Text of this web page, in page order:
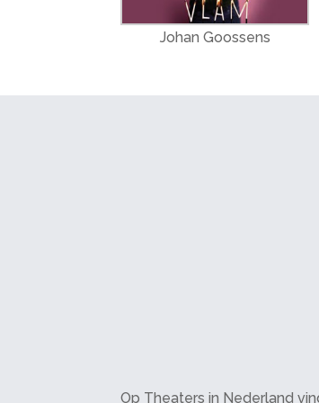
Johan Goossens
Op Theaters in Nederland